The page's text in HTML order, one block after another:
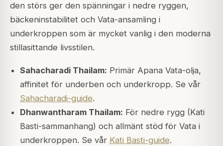
den störs ger den spänningar i nedre ryggen,
bäckeninstabilitet och Vata-ansamling i
underkroppen som är mycket vanlig i den moderna
stillasittande livsstilen.
Sahacharadi Thailam: Primär Apana Vata-olja,
affinitet för underben och underkropp. Se vår
Sahacharadi-guide.
Dhanwantharam Thailam: För nedre rygg (Kati
Basti-sammanhang) och allmänt stöd för Vata i
underkroppen. Se vår Kati Basti-guide.